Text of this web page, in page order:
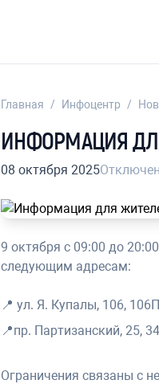
Главная / Инфоцентр /
ИНФОРМАЦИЯ
08 октября 2025
9 октября с 09:00 до
следующим адресам:
📍 ул. Я. Купалы, 106,
📍пр. Партизанский, 25,
Ограничения связаны с